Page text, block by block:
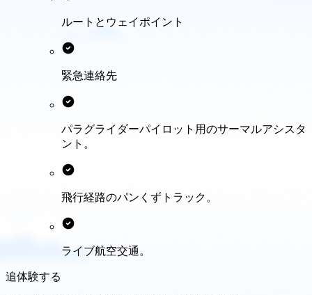
ルートとウェイポイント
緊急連絡先
パラグライダーパイロット用のサーマルアシスタ
ント。
飛行経路のパンくずトラック。
ライブ航空交通。
追体験する